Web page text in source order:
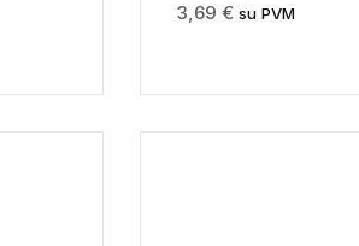
3,69 € su PVM